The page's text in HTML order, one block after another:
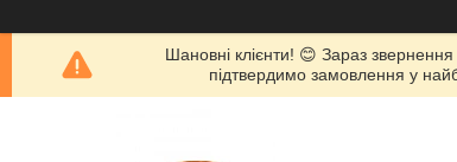
Шановні клієнти! 😊 Зараз
підтвердимо замовлення у